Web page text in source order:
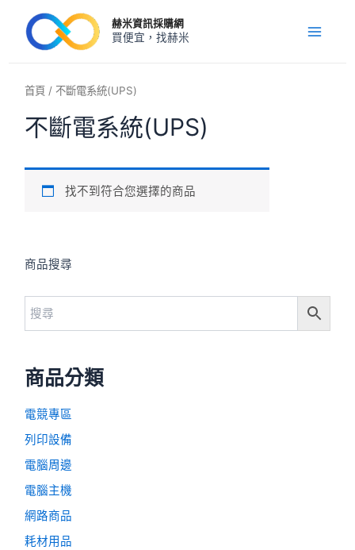
赫米資訊採購網
買便宜，找赫米
Menu
商品搜尋
商品分類
電競專區
列印設備
電腦周邊
電腦主機
網路商品
耗材用品
首頁 / 不斷電系統(UPS)
不斷電系統(UPS)
找不到符合您選擇的商品